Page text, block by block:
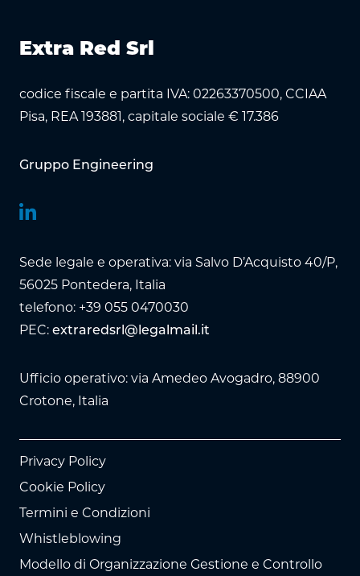
Extra Red Srl
codice fiscale e partita IVA: 02263370500, CCIAA
Pisa, REA 193881, capitale sociale € 17.386
Gruppo Engineering
Sede legale e operativa: via Salvo D’Acquisto 40/P,
56025 Pontedera, Italia
telefono: +39 055 0470030
PEC: extraredsrl@legalmail.it
Ufficio operativo: via Amedeo Avogadro, 88900
Crotone, Italia
Privacy Policy
Cookie Policy
Termini e Condizioni
Whistleblowing
Modello di Organizzazione Gestione e Controllo